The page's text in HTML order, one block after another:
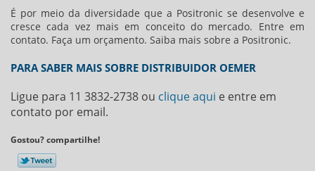
É por meio da diversidade que a Positronic se desenvolve e
cresce cada vez mais em conceito do mercado. Entre em
contato. Faça um orçamento. Saiba mais sobre a Positronic.
PARA SABER MAIS SOBRE DISTRIBUIDOR OEMER
Ligue para 11 3832-2738 ou clique aqui e entre em
contato por email.
Gostou? compartilhe!